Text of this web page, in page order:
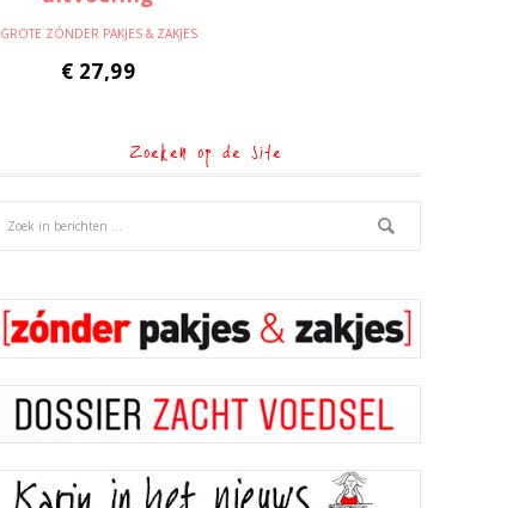
GROTE ZÓNDER PAKJES & ZAKJES
€ 27,99
Zoeken op de site